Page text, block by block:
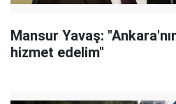
Mansur Yavaş:
hizmet edelim"